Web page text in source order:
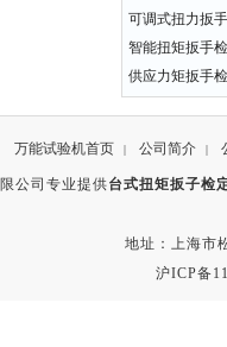
可调式扭力扳
智能扭矩扳手
供应力矩扳手
万能试验机首页 | 公司简介 |
公司专业提供台式扭矩扳子检
地址：上海市
沪ICP备